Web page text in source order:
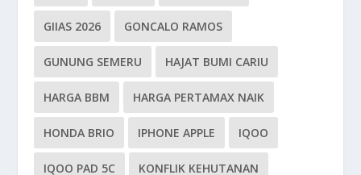
GIIAS 2026 GONCALO RAMOS
GUNUNG SEMERU HAJAT BUMI CARIU
HARGA BBM HARGA PERTAMAX NAIK
HONDA BRIO IPHONE APPLE IQOO
IQOO PAD 5C KONFLIK KEHUTANAN